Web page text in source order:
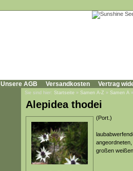
Unsere AGB Versandkosten Vertrag
Sie sind hier: Startseite » Samen A-Z » Samen A
Alepidea thodei
(Port.)
großen